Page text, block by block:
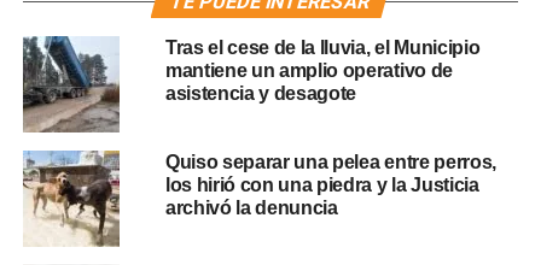
Tras el cese de la lluvia, el Municipio
mantiene un amplio operativo de
asistencia y desagote
Quiso separar una pelea entre perros,
los hirió con una piedra y la Justicia
archivó la denuncia